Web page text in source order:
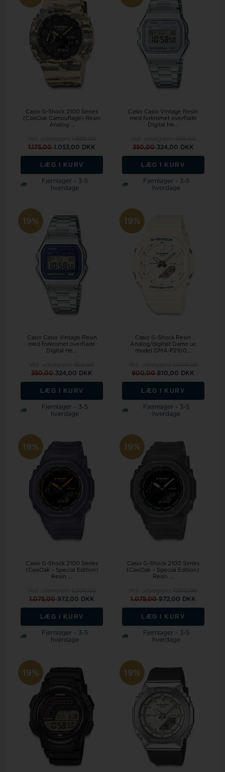
Casio G-Shock 2100 Series
(CasiOak Camouflage) Resin
Analog ...
1.175,001.053,00 DKK
LÆG I KURV
Fjernlager - 3-5
hverdage
Casio Casio Vintage Resin
med forkromet overflade
Digital He...
350,00324,00 DKK
LÆG I KURV
Fjernlager - 3-5
hverdage
19%
Casio Casio Vintage Resin
med forkromet overflade
Digital He...
350,00324,00 DKK
LÆG I KURV
Fjernlager - 3-5
hverdage
19%
Casio G-Shock Resin
Analog/digitalt Dame ur,
model GMA-P2100...
900,00810,00 DKK
LÆG I KURV
Fjernlager - 3-5
hverdage
19%
Casio G-Shock 2100 Series
(CasiOak – Special Edition)
Resin ...
1.075,00972,00 DKK
LÆG I KURV
Fjernlager - 3-5
hverdage
19%
Casio G-Shock 2100 Series
(CasiOak – Special Edition)
Resin ...
1.075,00972,00 DKK
LÆG I KURV
Fjernlager - 3-5
hverdage
19% 19%